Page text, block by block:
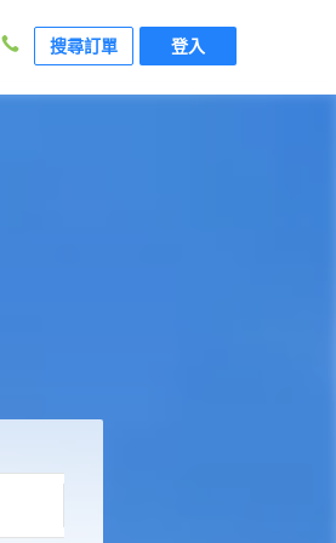
搜尋訂單 登入